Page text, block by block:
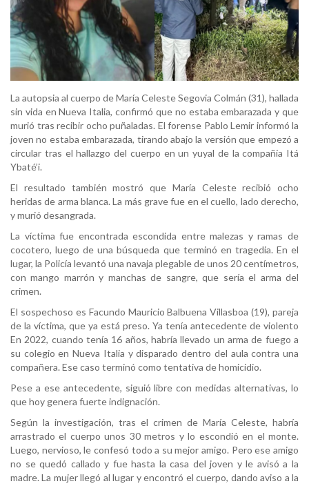
La autopsia al cuerpo de María Celeste Segovia Colmán (31), hallada
sin vida en Nueva Italia, confirmó que no estaba embarazada y que
murió tras recibir ocho puñaladas. El forense Pablo Lemir informó la
joven no estaba embarazada, tirando abajo la versión que empezó a
circular tras el hallazgo del cuerpo en un yuyal de la compañía Itá
Ybaté’i.
El resultado también mostró que María Celeste recibió ocho
heridas de arma blanca. La más grave fue en el cuello, lado derecho,
y murió desangrada.
La víctima fue encontrada escondida entre malezas y ramas de
cocotero, luego de una búsqueda que terminó en tragedia. En el
lugar, la Policía levantó una navaja plegable de unos 20 centímetros,
con mango marrón y manchas de sangre, que sería el arma del
crimen.
El sospechoso es Facundo Mauricio Balbuena Villasboa (19), pareja
de la víctima, que ya está preso. Ya tenía antecedente de violento
En 2022, cuando tenía 16 años, habría llevado un arma de fuego a
su colegio en Nueva Italia y disparado dentro del aula contra una
compañera. Ese caso terminó como tentativa de homicidio.
Pese a ese antecedente, siguió libre con medidas alternativas, lo
que hoy genera fuerte indignación.
Según la investigación, tras el crimen de María Celeste, habría
arrastrado el cuerpo unos 30 metros y lo escondió en el monte.
Luego, nervioso, le confesó todo a su mejor amigo. Pero ese amigo
no se quedó callado y fue hasta la casa del joven y le avisó a la
madre. La mujer llegó al lugar y encontró el cuerpo, dando aviso a la